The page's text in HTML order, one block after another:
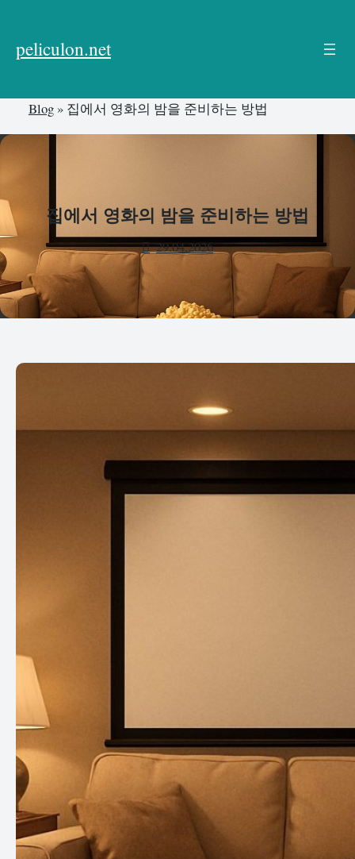
뛰
기
peliculon.net
Blog» 집에서 영화의 밤을 준비하는 방법
집에서 영화의 밤을 준비하는 방법
29.04.2026